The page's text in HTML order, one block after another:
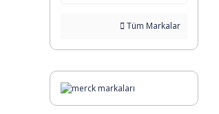
Tüm Markalar